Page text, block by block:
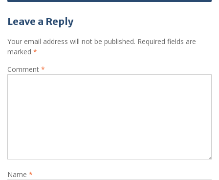
Leave a Reply
Your email address will not be published. Required fields are
marked *
Comment *
Name *